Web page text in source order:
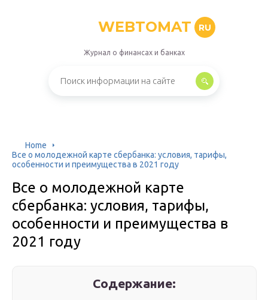
WEBTOMAT RU
Журнал о финансах и банках
Home
Все о молодежной карте сбербанка: условия, тарифы,
особенности и преимущества в 2021 году
Все о молодежной карте
сбербанка: условия, тарифы,
особенности и преимущества в
2021 году
Содержание: